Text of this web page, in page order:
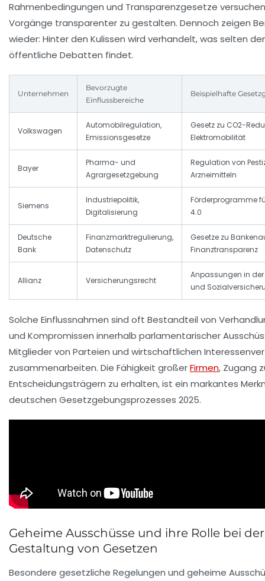
Rahmenbedingungen und Transparenzgesetze
Vorgänge transparenter zu gestalten. Dennoch zeigen
wieder: Hinter den Kulissen wird verhandelt, was selten
öffentliche Debatten findet.
Unternehmen
Bevorzugte
Einflussbereiche
Beispielhafte
Volkswagen
Automobilregulation,
Emissionsgesetze
Gesetz zu CO2-
Elektromobilität
Bayer
Pharma- und
Agrargesetzgebung
Regulation von
Arzneimitteln
Siemens
Industriepolitik,
Digitalisierung
Förderprogramme
4.0
Deutsche
Bank
Finanzmarktregulierung,
Datenschutz
Gesetze zu
Finanztransparenz
Allianz Versicherungsrecht
Anpassungen in
und
Solche Einflussnahmen sind oft Bestandteil von
und Kompromissen innerhalb parlamentarischer
Mitglieder von Parteien und wirtschaftlichen
zusammenarbeiten. Die Fähigkeit großerFirmen, Zugang
Entscheidungsträgern zu erhalten, ist ein markantes
deutschen Gesetzgebungsprozesses 2025.
Geheime Ausschüsse und ihre Rolle bei der
Gestaltung von Gesetzen
Besondere gesetzliche Regelungen und geheime